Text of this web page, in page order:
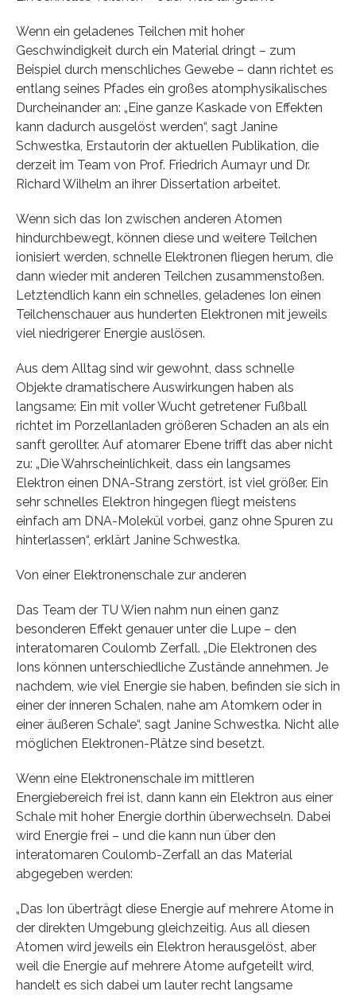
Wenn ein geladenes Teilchen mit hoher
Geschwindigkeit durch ein Material dringt – zum
Beispiel durch menschliches Gewebe – dann richtet es
entlang seines Pfades ein großes atomphysikalisches
Durcheinander an: „Eine ganze Kaskade von Effekten
kann dadurch ausgelöst werden“, sagt Janine
Schwestka, Erstautorin der aktuellen Publikation, die
derzeit im Team von Prof. Friedrich Aumayr und Dr.
Richard Wilhelm an ihrer Dissertation arbeitet.
Wenn sich das Ion zwischen anderen Atomen
hindurchbewegt, können diese und weitere Teilchen
ionisiert werden, schnelle Elektronen fliegen herum, die
dann wieder mit anderen Teilchen zusammenstoßen.
Letztendlich kann ein schnelles, geladenes Ion einen
Teilchenschauer aus hunderten Elektronen mit jeweils
viel niedrigerer Energie auslösen.
Aus dem Alltag sind wir gewohnt, dass schnelle
Objekte dramatischere Auswirkungen haben als
langsame: Ein mit voller Wucht getretener Fußball
richtet im Porzellanladen größeren Schaden an als ein
sanft gerollter. Auf atomarer Ebene trifft das aber nicht
zu: „Die Wahrscheinlichkeit, dass ein langsames
Elektron einen DNA-Strang zerstört, ist viel größer. Ein
sehr schnelles Elektron hingegen fliegt meistens
einfach am DNA-Molekül vorbei, ganz ohne Spuren zu
hinterlassen“, erklärt Janine Schwestka.
Von einer Elektronenschale zur anderen
Das Team der TU Wien nahm nun einen ganz
besonderen Effekt genauer unter die Lupe – den
interatomaren Coulomb Zerfall. „Die Elektronen des
Ions können unterschiedliche Zustände annehmen. Je
nachdem, wie viel Energie sie haben, befinden sie sich in
einer der inneren Schalen, nahe am Atomkern oder in
einer äußeren Schale“, sagt Janine Schwestka. Nicht alle
möglichen Elektronen-Plätze sind besetzt.
Wenn eine Elektronenschale im mittleren
Energiebereich frei ist, dann kann ein Elektron aus einer
Schale mit hoher Energie dorthin überwechseln. Dabei
wird Energie frei – und die kann nun über den
interatomaren Coulomb-Zerfall an das Material
abgegeben werden:
„Das Ion überträgt diese Energie auf mehrere Atome in
der direkten Umgebung gleichzeitig. Aus all diesen
Atomen wird jeweils ein Elektron herausgelöst, aber
weil die Energie auf mehrere Atome aufgeteilt wird,
handelt es sich dabei um lauter recht langsame